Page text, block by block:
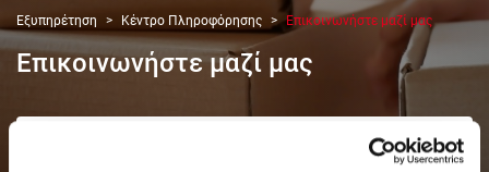
Εξυπηρέτηση Κέντρο Πληροφόρησης Επικοινωνήστε μαζί μας
Επικοινωνήστε μαζί μας